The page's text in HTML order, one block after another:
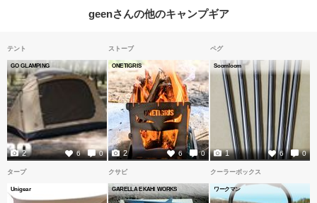
geenさんの他のキャンプギア
テント
GO GLAMPING
6 0
2
ストーブ
ONETIGRIS
6 0
2
ペグ
Soomloom
6 0
1
タープ
Unigear
クサビ
GARELLA EKAHI WORKS
クーラーボックス
ワークマン